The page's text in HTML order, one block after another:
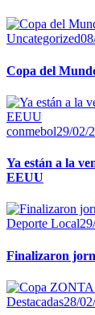
Uncategorized
Copa del
conmebol29/02/
Ya están a la
EEUU
Deporte Local
Finalizaron
Destacadas28/